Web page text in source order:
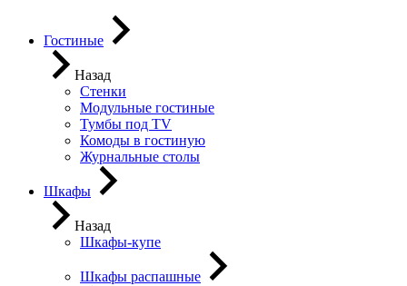
Гостиные
Назад
Стенки
Модульные гостиные
Тумбы под ТV
Комоды в гостиную
Журнальные столы
Шкафы
Назад
Шкафы-купе
Шкафы распашные